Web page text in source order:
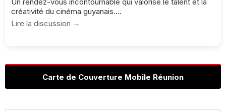
créativité du cinéma guyanais....
Lire la discussion →
Carte de Couverture Mobile Réunion